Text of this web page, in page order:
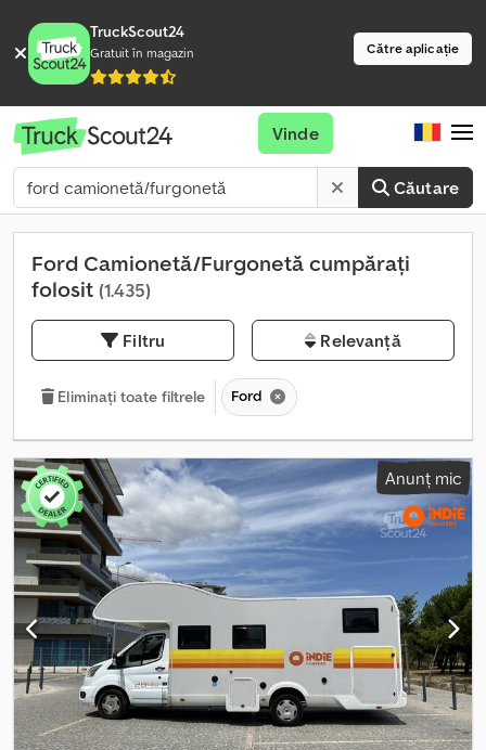
TruckScout24
Gratuit în magazin Către aplicație
Căutare
Vinde
Ford Camionetă/Furgonetă cumpărați
folosit (1.435)
Filtru Relevanță
Eliminați toate filtrele Ford
Anunț mic